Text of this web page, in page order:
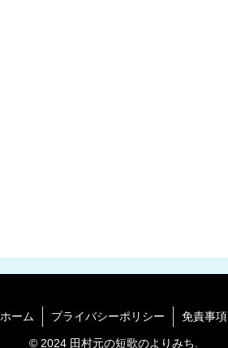
ホーム プライバシーポリシー 免責事項
© 2024 田村元の短歌のよりみち.